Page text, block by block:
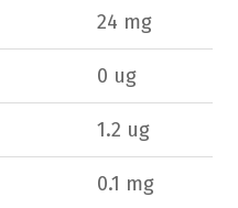
24 mg
0 ug
1.2 ug
0.1 mg